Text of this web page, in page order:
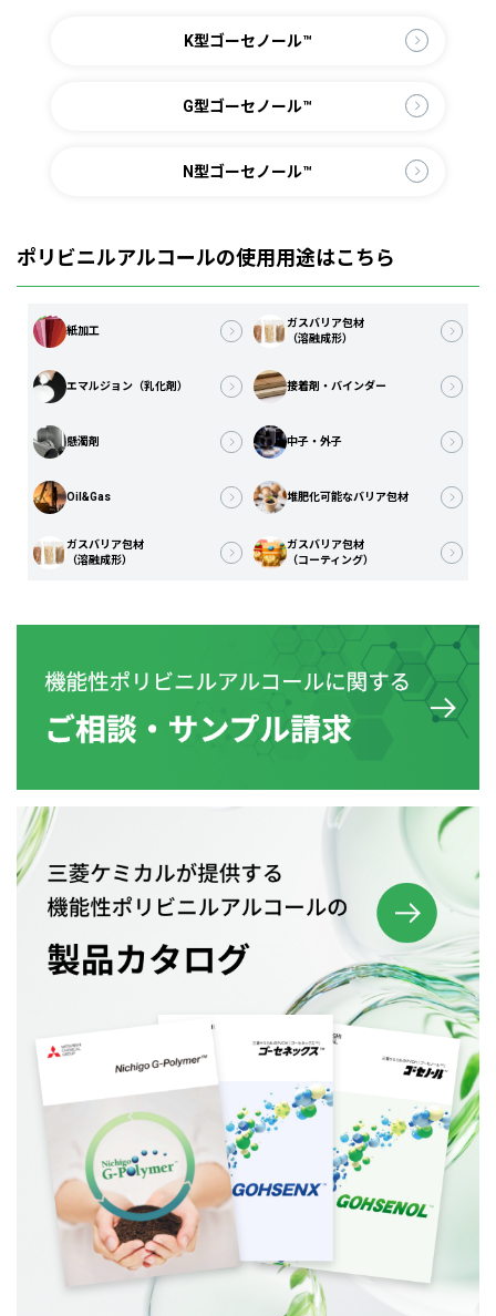
K型ゴーセノール™
G型ゴーセノール™
N型ゴーセノール™
ポリビニルアルコールの使用用途はこちら
紙加工
ガスバリア包材
（溶融成形）
エマルジョン（乳化剤） 接着剤・バインダー
懸濁剤 中子・外子
Oil&Gas 堆肥化可能なバリア包材
ガスバリア包材
（溶融成形）
ガスバリア包材
（コーティング）